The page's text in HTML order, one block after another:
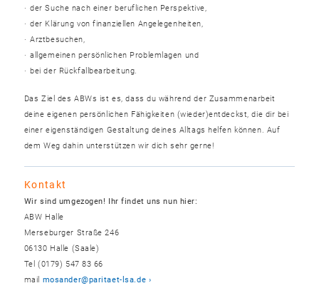
der Suche nach einer beruflichen Perspektive,
der Klärung von finanziellen Angelegenheiten,
Arztbesuchen,
allgemeinen persönlichen Problemlagen und
bei der Rückfallbearbeitung.
Das Ziel des ABWs ist es, dass du während der Zusammenarbeit
deine eigenen persönlichen Fähigkeiten (wieder)entdeckst, die dir bei
einer eigenständigen Gestaltung deines Alltags helfen können. Auf
dem Weg dahin unterstützen wir dich sehr gerne!
Kontakt
Wir sind umgezogen! Ihr findet uns nun hier:
ABW Halle
Merseburger Straße 246
06130 Halle (Saale)
Tel (0179) 547 83 66
mail mosander@paritaet-lsa.de